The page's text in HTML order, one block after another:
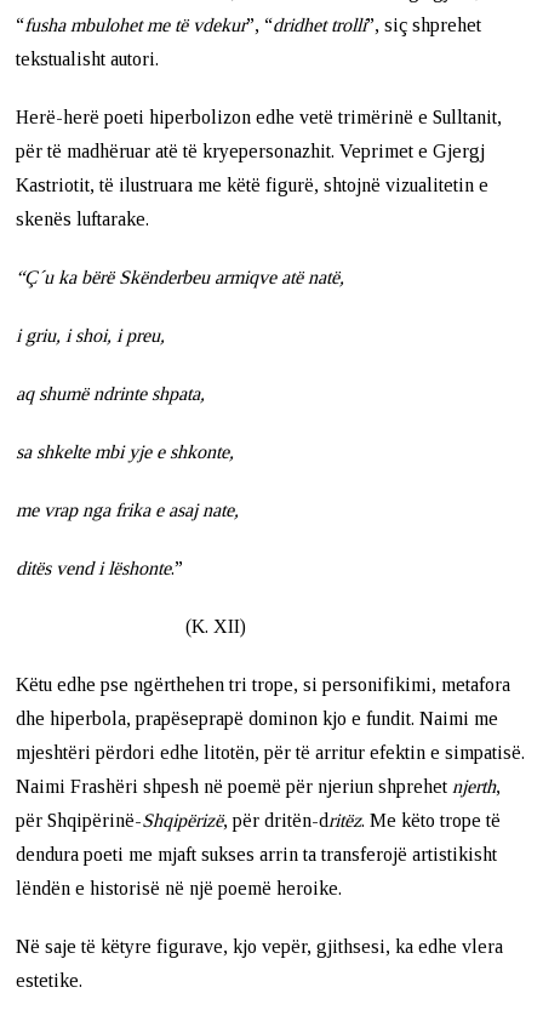
“fusha mbulohet me të vdekur”, “dridhet trolli”, siç shprehet
tekstualisht autori.
Herë-herë poeti hiperbolizon edhe vetë trimërinë e Sulltanit,
për të madhëruar atë të kryepersonazhit. Veprimet e Gjergj
Kastriotit, të ilustruara me këtë figurë, shtojnë vizualitetin e
skenës luftarake.
“Ç´u ka bërë Skënderbeu armiqve atë natë,
i griu, i shoi, i preu,
aq shumë ndrinte shpata,
sa shkelte mbi yje e shkonte,
me vrap nga frika e asaj nate,
ditës vend i lëshonte.”
(K. XII)
Këtu edhe pse ngërthehen tri trope, si personifikimi, metafora
dhe hiperbola, prapëseprapë dominon kjo e fundit. Naimi me
mjeshtëri përdori edhe litotën, për të arritur efektin e simpatisë.
Naimi Frashëri shpesh në poemë për njeriun shprehet njerth,
për Shqipërinë-Shqipërizë, për dritën-dritëz. Me këto trope të
dendura poeti me mjaft sukses arrin ta transferojë artistikisht
lëndën e historisë në një poemë heroike.
Në saje të këtyre figurave, kjo vepër, gjithsesi, ka edhe vlera
estetike.